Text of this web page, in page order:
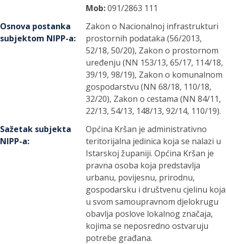
Mob:091/2863 111
Osnova postanka
subjektom NIPP-a:
Zakon o Nacionalnoj infrastrukturi
prostornih podataka (56/2013,
52/18, 50/20), Zakon o prostornom
uređenju (NN 153/13, 65/17, 114/18,
39/19, 98/19), Zakon o komunalnom
gospodarstvu (NN 68/18, 110/18,
32/20), Zakon o cestama (NN 84/11,
22/13, 54/13, 148/13, 92/14, 110/19).
Sažetak subjekta
NIPP-a:
Općina Kršan je administrativno
teritorijalna jedinica koja se nalazi u
‎Istarskoj županiji. Općina Kršan je
pravna osoba koja predstavlja
urbanu, povijesnu, prirodnu,
gospodarsku i društvenu cjelinu koja
u svom samoupravnom djelokrugu
obavlja poslove lokalnog značaja,
kojima se neposredno ostvaruju
potrebe građana.